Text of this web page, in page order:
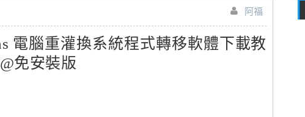
阿福
電腦重灌換系統程式轉移軟體下載教
免安裝版